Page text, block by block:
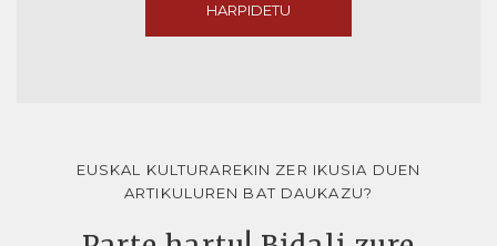
HARPIDETU
EUSKAL KULTURAREKIN ZER IKUSIA DUEN
ARTIKULUREN BAT DAUKAZU?